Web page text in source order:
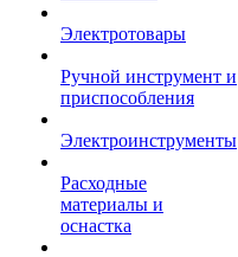
Электротовары
Ручной инструмент и
приспособления
Электроинструменты
Расходные
материалы и
оснастка